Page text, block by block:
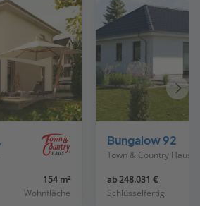
RE
154 m²
Wohnfläche
Bungalow 92
ab 248.031 €
Schlüsselfertig
Haus